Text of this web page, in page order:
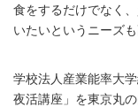
食をするだけでなく
いたいというニーズも
学校法人産業能率大
夜活講座」を東京丸